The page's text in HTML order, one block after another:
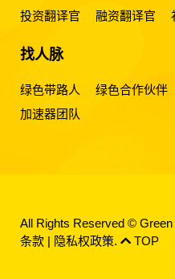
投资翻译官 融资翻译官
找人脉
绿色带路人 绿色合作伙伴
加速器团队
All Rights Reserved ©
条款 | 隐私权政策. TOP